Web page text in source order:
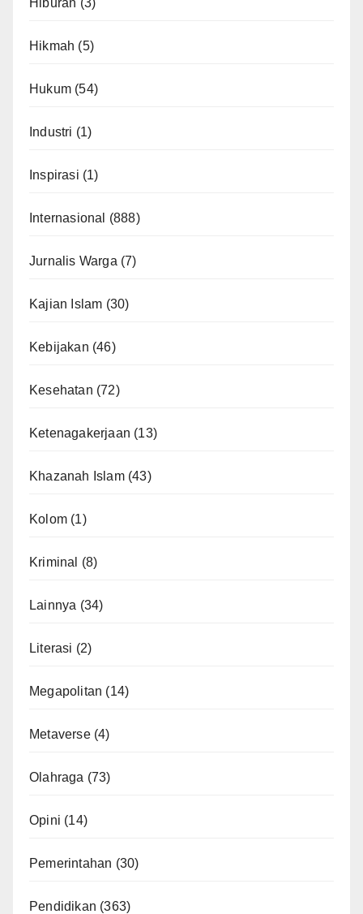
Hikmah (5)
Hukum (54)
Industri (1)
Inspirasi (1)
Internasional (888)
Jurnalis Warga (7)
Kajian Islam (30)
Kebijakan (46)
Kesehatan (72)
Ketenagakerjaan (13)
Khazanah Islam(43)
Kolom (1)
Kriminal (8)
Lainnya (34)
Literasi (2)
Megapolitan (14)
Metaverse(4)
Olahraga (73)
Opini (14)
Pemerintahan (30)
Pendidikan (363)